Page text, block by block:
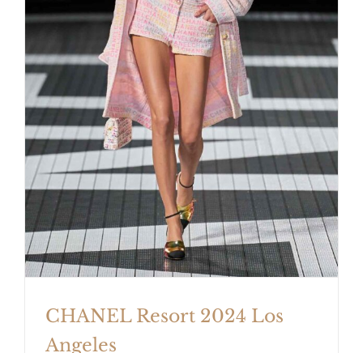
CHANEL Resort 2024 Los Angeles
CHANEL Resort 2024 Los
Angeles